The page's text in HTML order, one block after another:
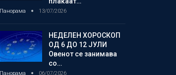
Панорама 13/07/2026
НЕДЕЛЕН ХОРОСКОП
ОД 6 ДО 12 ЈУЛИ
Овенот се занимава
со…
Панорама 06/07/2026